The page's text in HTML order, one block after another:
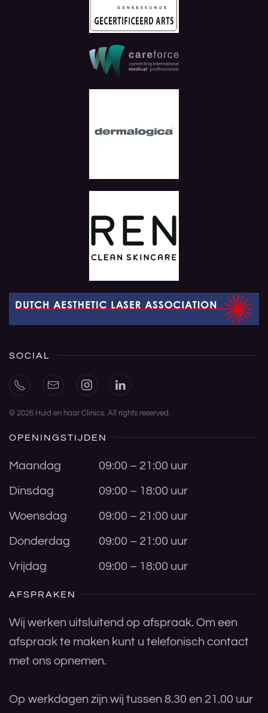
SOCIAL
© 2026 Huid en haar Clinics. All rights reserved.
OPENINGSTIJDEN
Maandag 09:00 – 21:00 uur
Dinsdag 09:00 – 18:00 uur
Woensdag 09:00 – 21:00 uur
Donderdag 09:00 – 21:00 uur
Vrijdag 09:00 – 18:00 uur
AFSPRAKEN
Wij werken uitsluitend op afspraak. Om een
afspraak te maken kunt u telefonisch contact
met ons opnemen.
Op werkdagen zijn wij tussen 8.30 en 21.00 uur